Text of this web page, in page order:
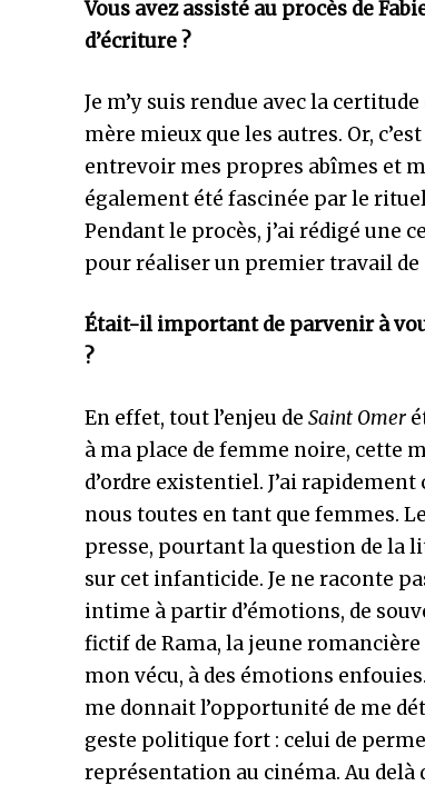
Vous avez assisté au procès de
d’écriture ?
Je m’y suis rendue avec la
mère mieux que les autres. Or,
entrevoir mes propres abîmes et
également été fascinée par le
Pendant le procès, j’ai rédigé une
pour réaliser un premier travail
Était-il important de parvenir à
?
En effet, tout l’enjeu de Saint Omer
à ma place de femme noire, cette
d’ordre existentiel. J’ai
nous toutes en tant que femmes.
presse, pourtant la question de la
sur cet infanticide. Je ne raconte
intime à partir d’émotions, de
fictif de Rama, la jeune
mon vécu, à des émotions
me donnait l’opportunité de me
geste politique fort : celui de
représentation au cinéma. Au